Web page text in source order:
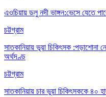
এওচিয়ায় ডলু নদী ভাঙ্গন:ভেসে যেতে
চট্টগ্রাম
সাতকানিয়ায় ভূয়া চিকিৎসক :পড়াশোনা
অর্থদণ্ড
চট্টগ্রাম
সাতকানিয়ায় চার ভুয়া চিকিৎসককে ৪০